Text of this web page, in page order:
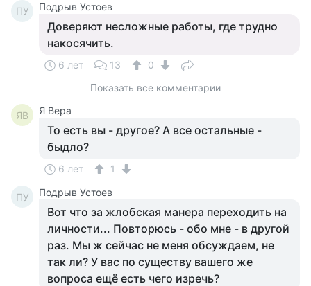
ПУ Подрыв Устоев
Доверяют несложные работы, где трудно
накосячить.
6 лет 13
0
Показать все комментарии
ЯВ Я Вера
То есть вы - другое? А все остальные -
быдло?
6 лет 1
ПУ Подрыв Устоев
Вот что за жлобская манера переходить на
личности... Повторюсь - обо мне - в другой
раз. Мы ж сейчас не меня обсуждаем, не
так ли? У вас по существу вашего же
вопроса ещё есть чего изречь?